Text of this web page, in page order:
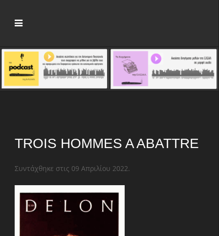
TROIS HOMMES A ABATTRE
Συντάχθηκε στις 09 Απριλίου 2022.